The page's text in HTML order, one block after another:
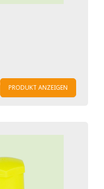
PRODUKT ANZEIGEN